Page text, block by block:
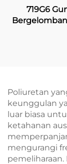
719G6
Poliuretan
keunggulan
luar biasa
ketahanan
mengurangi
pemeliharaan.